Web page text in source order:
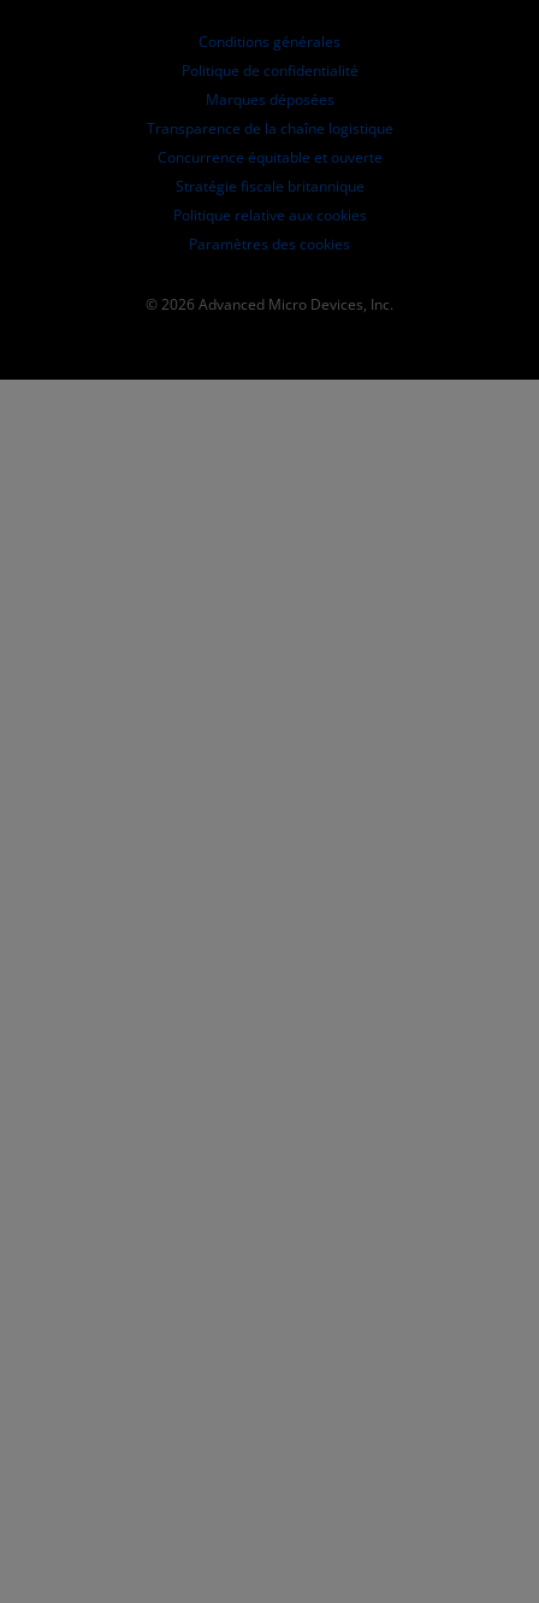
Conseil d'administration
Documents de gouvernance
Dépôts auprès de la SEC
Conditions générales
Politique de confidentialité
Marques déposées
Transparence de la chaîne logistique
Concurrence équitable et ouverte
Stratégie fiscale britannique
Politique relative aux cookies
Paramètres des cookies
© 2026 Advanced Micro Devices, Inc.